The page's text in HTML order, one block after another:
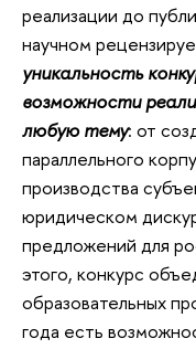
реализации до
научном
уникальность
возможности
любую тему: от
параллельного
производства
юридическом
предложений для
этого, конкурс
образовательных
года есть